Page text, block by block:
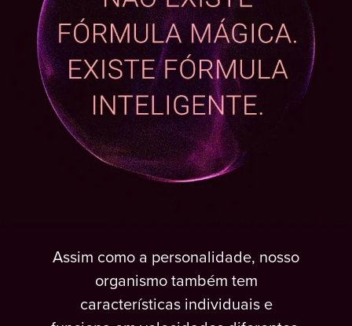
Assim como a personalidade, nosso
organismo também tem
características individuais e